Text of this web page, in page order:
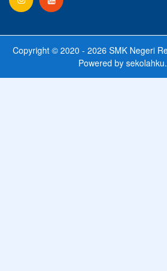
Copyright © 2020 - 2026 SMK Negeri
Powered by